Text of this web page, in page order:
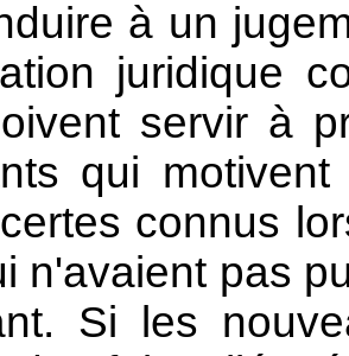
à un
juridique
servir à
qui
connus
n'avaient pas
Si les